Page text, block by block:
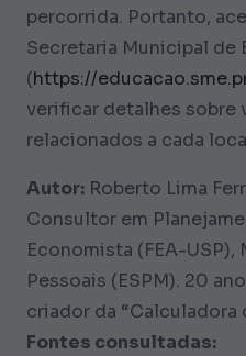
percorrida. Portanto,
Secretaria Municipal de
(https://
verificar detalhes sobre
relacionados a cada
Autor: Roberto Lima
Consultor em
Economista (FEA-USP),
Pessoais (ESPM). 20
criador da “Calculadora
Fontes consultadas: